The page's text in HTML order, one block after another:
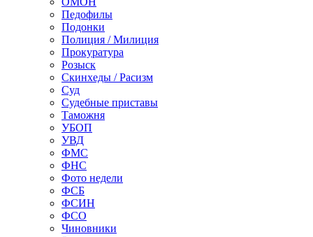
Педофилы
Подонки
Полиция / Милиция
Прокуратура
Розыск
Скинхеды / Расизм
Суд
Судебные приставы
Таможня
УБОП
УВД
ФМС
ФНС
Фото недели
ФСБ
ФСИН
ФСО
Чиновники